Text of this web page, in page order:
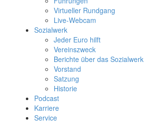
Virtueller Rundgang
Live-Webcam
Sozialwerk
Jeder Euro hilft
Vereinszweck
Berichte über das Sozialwerk
Vorstand
Satzung
Historie
Podcast
Karriere
Service